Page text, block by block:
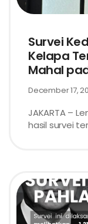
Survei
Kelapa
Mahal
December 17,
JAKARTA –
hasil survei